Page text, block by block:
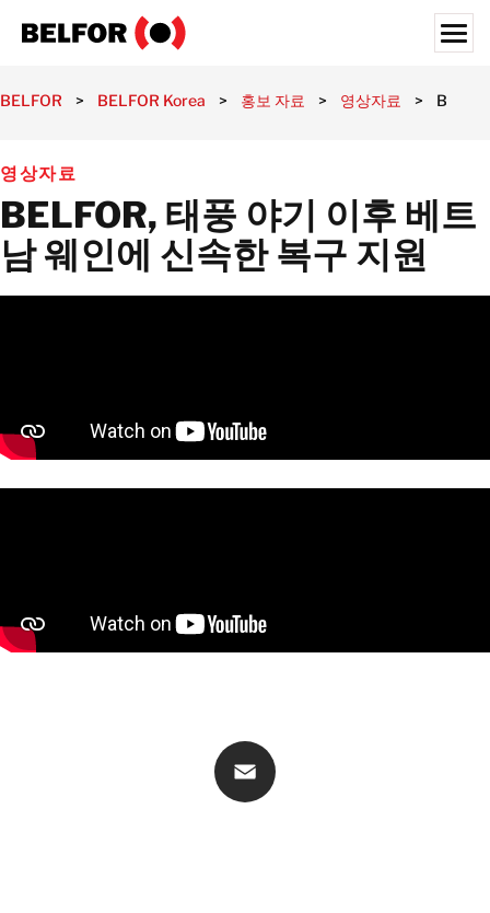
제공 서비스
서비스 영역
홍보 자료
채용정보
대한민국
한국어
BELFOR > BELFOR Korea > 홍보 자료 > 영상자료 >
영상자료
BELFOR, 태풍 야기 이후 베트
남 웨인에 신속한 복구 지원